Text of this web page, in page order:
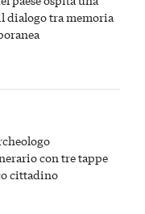
dialogo tra memoria
con tre tappe
cittadino